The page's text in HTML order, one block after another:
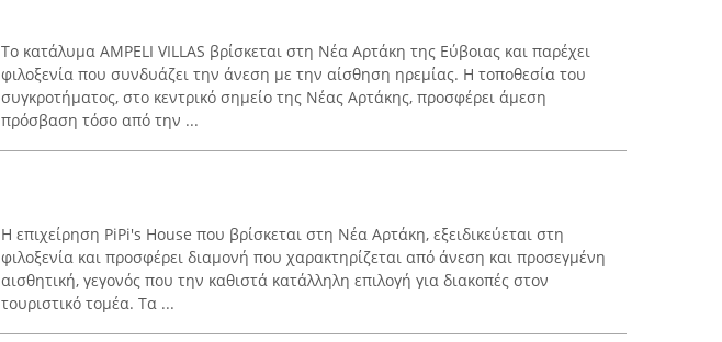
Το κατάλυμα AMPELI VILLAS βρίσκεται στη Νέα Αρτάκη της Εύβοιας και παρέχει
φιλοξενία που συνδυάζει την άνεση με την αίσθηση ηρεμίας. Η τοποθεσία του
συγκροτήματος, στο κεντρικό σημείο της Νέας Αρτάκης, προσφέρει άμεση
πρόσβαση τόσο από την ...
Η επιχείρηση PiPi's House που βρίσκεται στη Νέα Αρτάκη, εξειδικεύεται στη
φιλοξενία και προσφέρει διαμονή που χαρακτηρίζεται από άνεση και προσεγμένη
αισθητική, γεγονός που την καθιστά κατάλληλη επιλογή για διακοπές στον
τουριστικό τομέα. Τα ...